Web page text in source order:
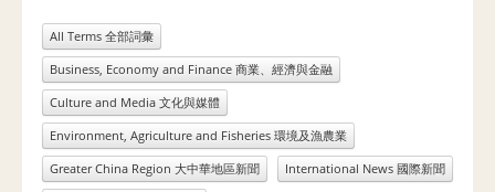
All Terms 全部詞彙
Business, Economy and Finance 商業、經濟與金融
Culture and Media 文化與媒體
Environment, Agriculture and Fisheries 環境及漁農業
Greater China Region 大中華地區新聞
International News 國際新聞